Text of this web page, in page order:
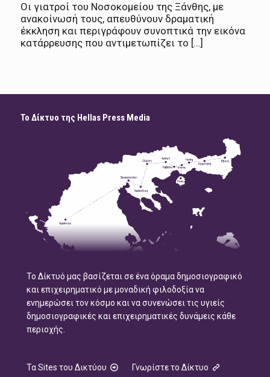
Οι γιατροί του Νοσοκομείου της Ξάνθης, με
ανακοίνωσή τους, απευθύνουν δραματική
έκκληση και περιγράφουν συνοπτικά την εικόνα
κατάρρευσης που αντιμετωπίζει το […]
Το Δίκτυο της Hellas Press Media
Το Δίκτυό μας βασίζεται σε ένα όραμα δημοσιογραφικό
και επιχειρηματικό με μοναδική φιλοδοξία να
ενημερώσει τον κόσμο και να συνενώσει τις υγιείς
δημοσιογραφικές και επιχειρηματικές δυνάμεις κάθε
περιοχής.
Τα Sites του Δικτύου Γνωρίστε το Δίκτυο